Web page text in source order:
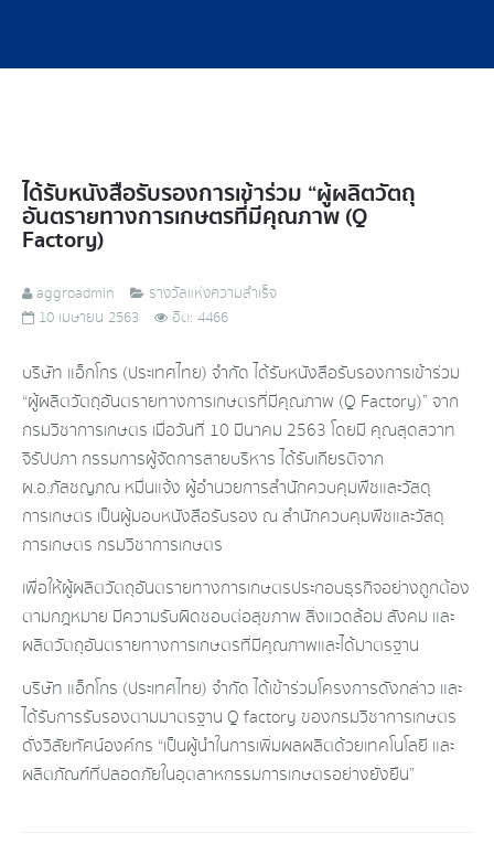
ได้รับหนังสือรับรองการเข้าร่วม “ผู้ผลิตวัตถุ
อันตรายทางการเกษตรที่มีคุณภาพ (Q
Factory)
aggroadmin
รางวัลแห่งความสำเร็จ
10 เมษายน 2563
ฮิต: 4466
บริษัท แอ็กโกร (ประเทศไทย) จำกัด ได้รับหนังสือรับรองการเข้าร่วม
“ผู้ผลิตวัตถุอันตรายทางการเกษตรที่มีคุณภาพ (Q Factory)” จาก
กรมวิชาการเกษตร เมื่อวันที่ 10 มีนาคม 2563 โดยมี คุณสุดสวาท
จิรัปปภา กรรมการผู้จัดการสายบริหาร ได้รับเกียรติจาก
ผ.อ.ภัสชญภณ หมื่นแจ้ง ผู้อำนวยการสำนักควบคุมพืชและวัสดุ
การเกษตร เป็นผู้มอบหนังสือรับรอง ณ สำนักควบคุมพืชและวัสดุ
การเกษตร กรมวิชาการเกษตร
เพื่อให้ผู้ผลิตวัตถุอันตรายทางการเกษตรประกอบธุรกิจอย่างถูกต้อง
ตามกฎหมาย มีความรับผิดชอบต่อสุขภาพ สิ่งแวดล้อม สังคม และ
ผลิตวัตถุอันตรายทางการเกษตรที่มีคุณภาพและได้มาตรฐาน
บริษัท แอ็กโกร (ประเทศไทย) จำกัด ได้เข้าร่วมโครงการดังกล่าว และ
ได้รับการรับรองตามมาตรฐาน Q factory ของกรมวิชาการเกษตร
ดั่งวิสัยทัศน์องค์กร “เป็นผู้นำในการเพิ่มผลผลิตด้วยเทคโนโลยี และ
ผลิตภัณฑ์ที่ปลอดภัยในอุตสาหกรรมการเกษตรอย่างยั่งยืน”